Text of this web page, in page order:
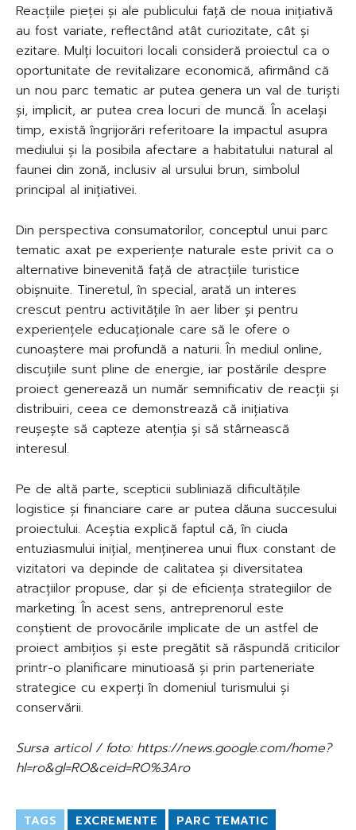
Reacțiile pieței și ale publicului față de noua inițiativă
au fost variate, reflectând atât curiozitate, cât și
ezitare. Mulți locuitori locali consideră proiectul ca o
oportunitate de revitalizare economică, afirmând că
un nou parc tematic ar putea genera un val de turiști
și, implicit, ar putea crea locuri de muncă. În același
timp, există îngrijorări referitoare la impactul asupra
mediului și la posibila afectare a habitatului natural al
faunei din zonă, inclusiv al ursului brun, simbolul
principal al inițiativei.
Din perspectiva consumatorilor, conceptul unui parc
tematic axat pe experiențe naturale este privit ca o
alternative binevenită față de atracțiile turistice
obișnuite. Tineretul, în special, arată un interes
crescut pentru activitățile în aer liber și pentru
experiențele educaționale care să le ofere o
cunoaștere mai profundă a naturii. În mediul online,
discuțiile sunt pline de energie, iar postările despre
proiect generează un număr semnificativ de reacții și
distribuiri, ceea ce demonstrează că inițiativa
reușește să capteze atenția și să stârnească
interesul.
Pe de altă parte, scepticii subliniază dificultățile
logistice și financiare care ar putea dăuna succesului
proiectului. Aceștia explică faptul că, în ciuda
entuziasmului inițial, menținerea unui flux constant de
vizitatori va depinde de calitatea și diversitatea
atracțiilor propuse, dar și de eficiența strategiilor de
marketing. În acest sens, antreprenorul este
conștient de provocările implicate de un astfel de
proiect ambițios și este pregătit să răspundă criticilor
printr-o planificare minutioasă și prin parteneriate
strategice cu experți în domeniul turismului și
conservării.
Sursa articol / foto: https://news.google.com/home?
hl=ro&gl=RO&ceid=RO%3Aro
TAGS EXCREMENTE
PARC TEMATIC